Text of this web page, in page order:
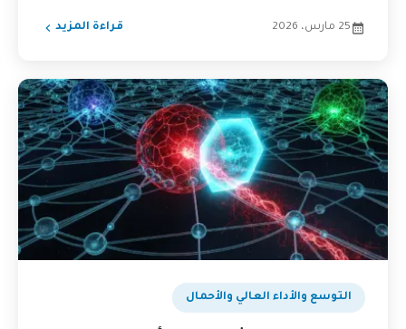
25 مارس، 2026 قراءة المزيد
التوسع والأداء العالي والأحمال